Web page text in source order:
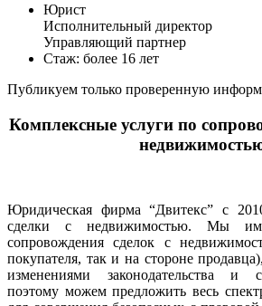
Юрист
Исполнительный директор
Управляющий партнер
Стаж: более 16 лет
Публикуем только проверенную
Комплексные услуги по
Юридическая фирма “Двитекс” с
сделки с недвижимостью. Мы
сопровождения сделок с
покупателя, так и на стороне
изменениями законодательства и
поэтому можем предложить весь